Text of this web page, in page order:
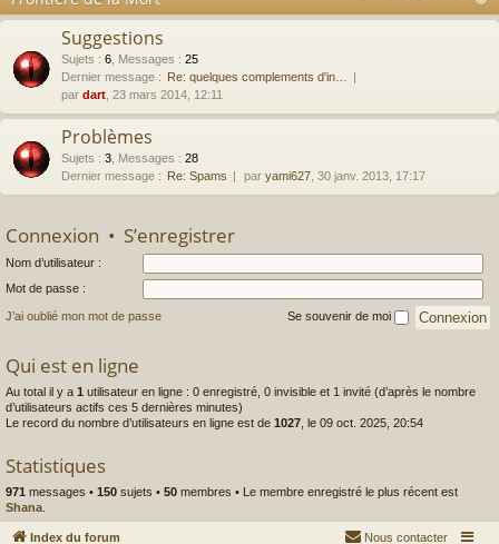
Suggestions
Sujets : 6 Messages : 25
Dernier message : Re: quelques complements d'in…
par dart , 23 mars 2014, 12:11
Problèmes
Sujets : 3 Messages : 28
Dernier message : Re: Spams par yami627 , 30 janv. 2013, 17:17
Connexion • S’enregistrer
Nom d’utilisateur :
Mot de passe :
J’ai oublié mon mot de passe Se souvenir de moi
Qui est en ligne
Au total il y a 1 utilisateur en ligne : 0 enregistré, 0 invisible et 1 invité (d’après le nombre
d’utilisateurs actifs ces 5 dernières minutes)
Le record du nombre d’utilisateurs en ligne est de 1027, le 09 oct. 2025, 20:54
Statistiques
971 messages • 150 sujets • 50 membres • Le membre enregistré le plus récent est
Shana.
Index du forum Nous contacter